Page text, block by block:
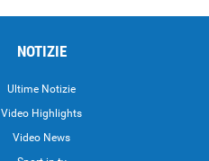
NOTIZIE
Ultime Notizie
Video Highlights
Video News